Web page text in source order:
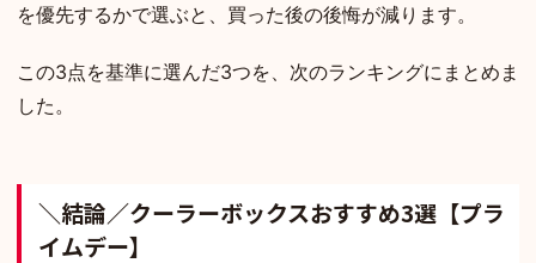
を優先するかで選ぶと、買った後の後悔が減ります。
この3点を基準に選んだ3つを、次のランキングにまとめま
した。
＼結論／クーラーボックスおすすめ3選【プラ
イムデー】